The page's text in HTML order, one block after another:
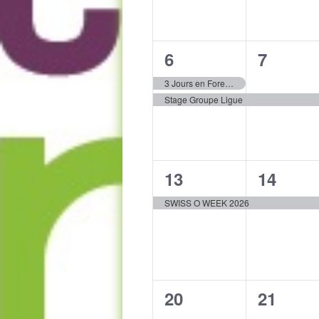
2
évènements,
6
Stage Groupe Ligue
1
7
1
évènement,
13
SWISS O WEEK 2026
1
14
0
20
0
21